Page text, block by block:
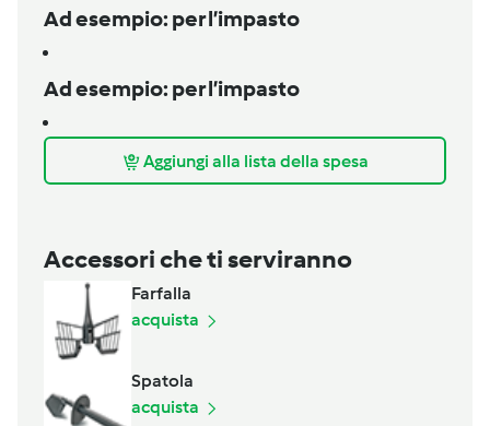
Ad esempio: per l’impasto
Ad esempio: per l’impasto
Aggiungi alla lista della spesa
Accessori che ti serviranno
Farfalla
acquista
Spatola
acquista